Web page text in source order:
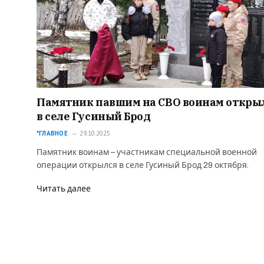
Памятник павшим на СВО воинам
в селе Гусиный Брод
*ГЛАВНОЕ 29.10.2025
Памятник воинам – участникам специальной военной
операции открылся в селе Гусиный Брод 29 октября.
Читать далее